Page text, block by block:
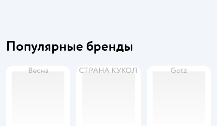
Популярные бренды
Весна СТРАНА КУКОЛ Gotz